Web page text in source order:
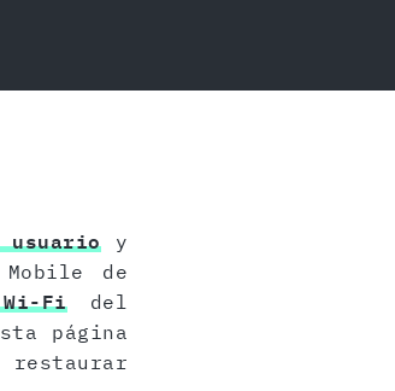
usuarioy
de
Fidel
página